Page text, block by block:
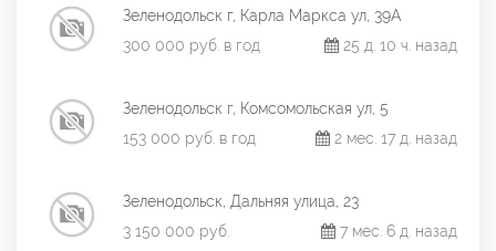
Зеленодольск г, Карла Маркса ул, 39А
300 000 руб. в год
25 д. 10 ч. назад
Зеленодольск г, Комсомольская ул, 5
153 000 руб. в год
2 мес. 17 д. назад
Зеленодольск, Дальняя улица, 23
3 150 000 руб.
7 мес. 6 д. назад